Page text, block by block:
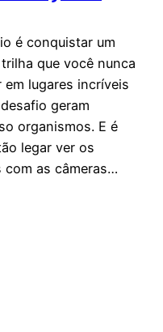
é conquistar um
que você nunca
lugares incríveis
geram
organismos. E é
legar ver os
as câmeras…